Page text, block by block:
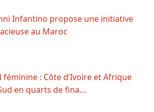
Infantino propose une initiative
au Maroc
féminine : Côte d’Ivoire et Afrique
en quarts de fina…